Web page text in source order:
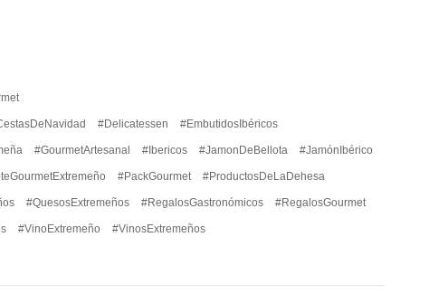
#Delicatessen #EmbutidosIbéricos
#GourmetArtesanal #Ibericos #JamonDeBellota #JamónIbérico
#PackGourmet #ProductosDeLaDehesa
#QuesosExtremeños #RegalosGastronómicos #RegalosGourmet
#VinoExtremeño #VinosExtremeños